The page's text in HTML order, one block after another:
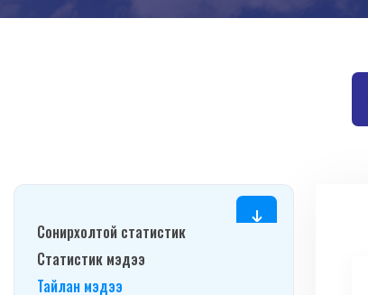
Сонирхолтой статистик
Статистик мэдээ
Тайлан мэдээ